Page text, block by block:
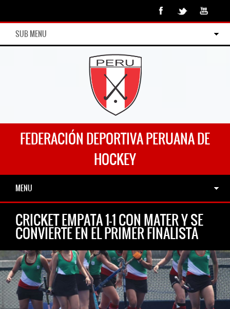
SUB MENU
FEDERACIÓN DEPORTIVA PERUANA DE
HOCKEY
MENU
CRICKET EMPATA 1-1 CON MATER Y SE
CONVIERTE EN EL PRIMER FINALISTA